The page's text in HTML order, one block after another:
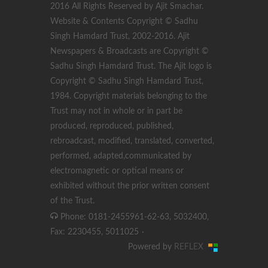
2016 All Rights Reserved by Ajit Smachar.
Website & Contents Copyright © Sadhu
Singh Hamdard Trust, 2002-2016. Ajit
Newspapers & Broadcasts are Copyright ©
Sadhu Singh Hamdard Trust. The Ajit logo is
Copyright © Sadhu Singh Hamdard Trust,
1984. Copyright materials belonging to the
Trust may not in whole or in part be
produced, reproduced, published,
rebroadcast, modified, translated, converted,
performed, adapted,communicated by
electromagnetic or optical means or
exhibited without the prior written consent
of the Trust.
Phone: 0181-2455961-62-63, 5032400,
Fax: 2230455, 5011025 ·
Powered by REFLEX